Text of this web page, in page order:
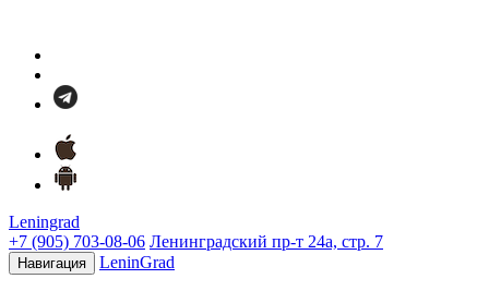
Leningrad
+7 (905) 703-08-06 Ленинградский пр-т 24а, стр. 7
Навигация LeninGrad